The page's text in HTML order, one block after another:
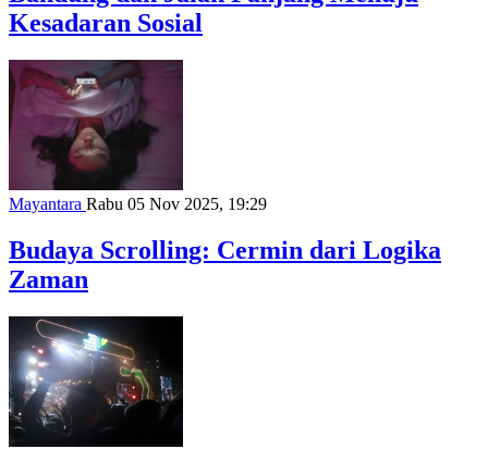
Kesadaran Sosial
Mayantara Rabu 05 Nov 2025, 19:29
Budaya Scrolling: Cermin dari Logika
Zaman